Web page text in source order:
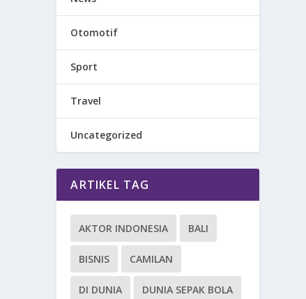
Otomotif
Sport
Travel
Uncategorized
ARTIKEL TAG
AKTOR INDONESIA BALI
BISNIS CAMILAN
DI DUNIA DUNIA SEPAK BOLA